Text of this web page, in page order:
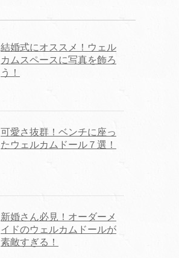
結婚式にオススメ！ウェル
カムスペースに写真を飾ろ
う！
可愛さ抜群！ベンチに座っ
たウェルカムドール７選！
新婚さん必見！オーダーメ
イドのウェルカムドールが
素敵すぎる！